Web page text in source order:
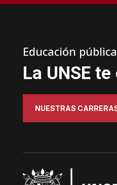
Educación
La UNSE
NUESTRAS